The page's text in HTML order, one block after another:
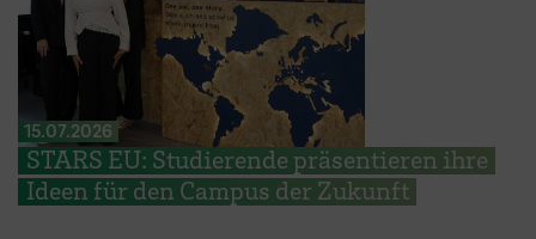
15.07.2026
STARS EU: Studierende präsentieren ihre
Ideen für den Campus der Zukunft